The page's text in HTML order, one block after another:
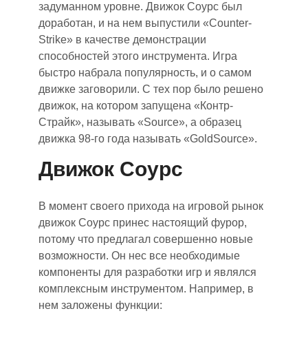
задуманном уровне. Движок Соурс был
доработан, и на нем выпустили «Counter-
Strike» в качестве демонстрации
способностей этого инструмента. Игра
быстро набрала популярность, и о самом
движке заговорили. С тех пор было решено
движок, на котором запущена «Контр-
Страйк», называть «Source», а образец
движка 98-го года называть «GoldSource».
Движок Соурс
В момент своего прихода на игровой рынок
движок Соурс принес настоящий фурор,
потому что предлагал совершенно новые
возможности. Он нес все необходимые
компоненты для разработки игр и являлся
комплексным инструментом. Например, в
нем заложены функции: